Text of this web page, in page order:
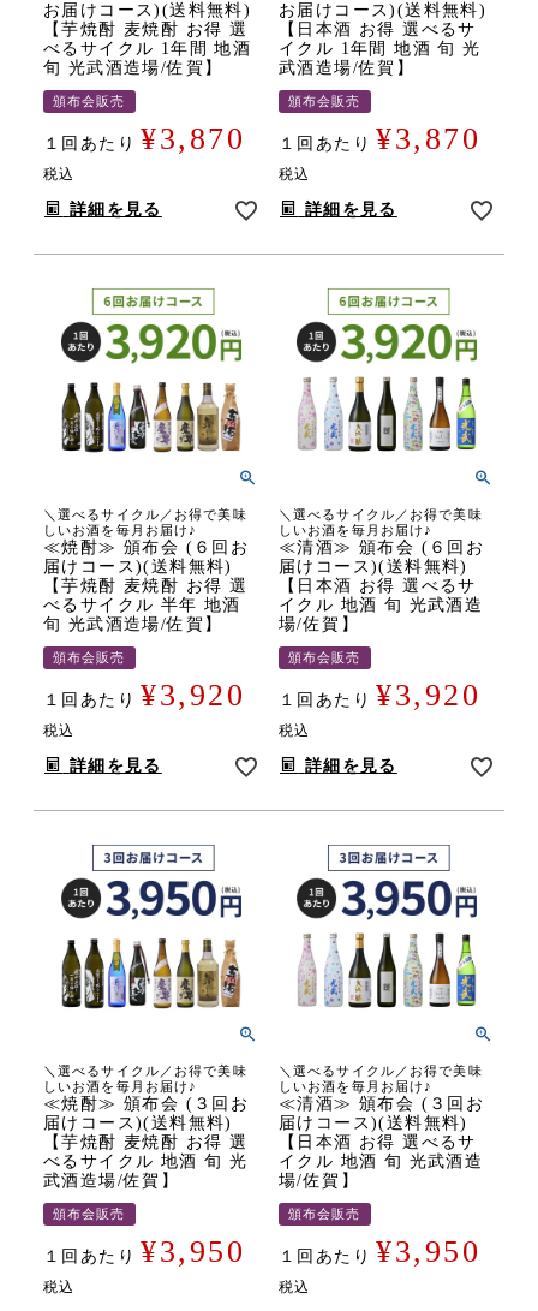
お届けコース)(送料無料)
【芋焼酎 麦焼酎 お得 選
べるサイクル 1年間 地酒
旬 光武酒造場/佐賀】
頒布会販売
１回あたり ¥3,870
税込
詳細を見る
お届けコース)(送料無料)
【日本酒 お得 選べるサ
イクル 1年間 地酒 旬 光
武酒造場/佐賀】
頒布会販売
１回あたり ¥3,870
税込
詳細を見る
＼選べるサイクル／お得で美味
しいお酒を毎月お届け♪
≪焼酎≫ 頒布会 (６回お
届けコース)(送料無料)
【芋焼酎 麦焼酎 お得 選
べるサイクル 半年 地酒
旬 光武酒造場/佐賀】
頒布会販売
１回あたり ¥3,920
税込
詳細を見る
＼選べるサイクル／お得で美味
しいお酒を毎月お届け♪
≪清酒≫ 頒布会 (６回お
届けコース)(送料無料)
【日本酒 お得 選べるサ
イクル 地酒 旬 光武酒造
場/佐賀】
頒布会販売
１回あたり ¥3,920
税込
詳細を見る
＼選べるサイクル／お得で美味
しいお酒を毎月お届け♪
≪焼酎≫ 頒布会 (３回お
届けコース)(送料無料)
【芋焼酎 麦焼酎 お得 選
べるサイクル 地酒 旬 光
武酒造場/佐賀】
頒布会販売
１回あたり ¥3,950
税込
＼選べるサイクル／お得で美味
しいお酒を毎月お届け♪
≪清酒≫ 頒布会 (３回お
届けコース)(送料無料)
【日本酒 お得 選べるサ
イクル 地酒 旬 光武酒造
場/佐賀】
頒布会販売
１回あたり ¥3,950
税込